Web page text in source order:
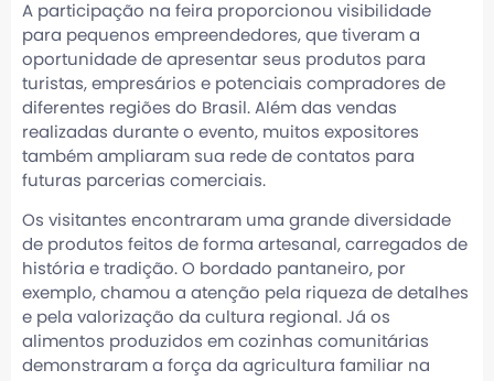
A participação na feira proporcionou visibilidade
para pequenos empreendedores, que tiveram a
oportunidade de apresentar seus produtos para
turistas, empresários e potenciais compradores de
diferentes regiões do Brasil. Além das vendas
realizadas durante o evento, muitos expositores
também ampliaram sua rede de contatos para
futuras parcerias comerciais.
Os visitantes encontraram uma grande diversidade
de produtos feitos de forma artesanal, carregados de
história e tradição. O bordado pantaneiro, por
exemplo, chamou a atenção pela riqueza de detalhes
e pela valorização da cultura regional. Já os
alimentos produzidos em cozinhas comunitárias
demonstraram a força da agricultura familiar na